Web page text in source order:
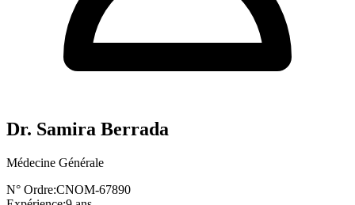
Dr. Samira Berrada
Médecine Générale
N° Ordre:CNOM-67890